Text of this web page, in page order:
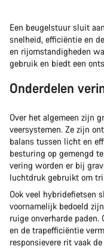
Een beugelstuur sluit
snelheid, efficiëntie en
en rijomstandigheden
gebruik en biedt een
Onderdelen
Over het algemeen zijn
veersystemen. Ze zijn
balans tussen licht en
besturing op gemengd
vering worden er bij
luchtdruk gebruikt om
Ook veel hybridefietsen
voornamelijk bedoeld
ruige onverharde paden.
en de trapefficiëntie
responsievere rit vaak